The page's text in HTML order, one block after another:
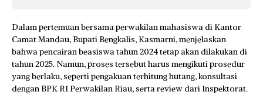
Dalam pertemuan bersama perwakilan mahasiswa di Kantor
Camat Mandau, Bupati Bengkalis, Kasmarni, menjelaskan
bahwa pencairan beasiswa tahun 2024 tetap akan dilakukan di
tahun 2025. Namun, proses tersebut harus mengikuti prosedur
yang berlaku, seperti pengakuan terhitung hutang, konsultasi
dengan BPK RI Perwakilan Riau, serta review dari Inspektorat.